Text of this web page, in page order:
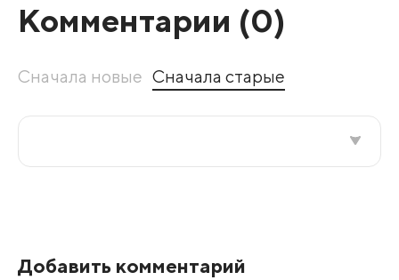
Комментарии (0)
Сначала новые Сначала старые
Добавить комментарий